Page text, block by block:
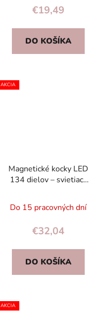
€19,49
DO KOŠÍKA
AKCIA
Magnetické kocky LED
134 dielov – svietiaca
dráhou 3+
Do 15 pracovných dní
€32,04
DO KOŠÍKA
AKCIA